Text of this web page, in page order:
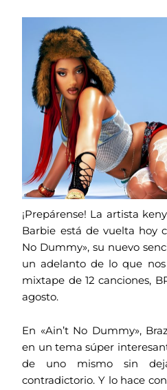
¡Prepárense! La artista
Barbie está de vuelta hoy
No Dummy», su nuevo
un adelanto de lo que
mixtape de 12 canciones,
agosto.
En «Ain’t No Dummy»,
en un tema súper
de uno mismo sin
contradictorio. Y lo hace